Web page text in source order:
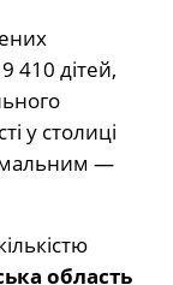
410 дітей,
у столиці
—
область